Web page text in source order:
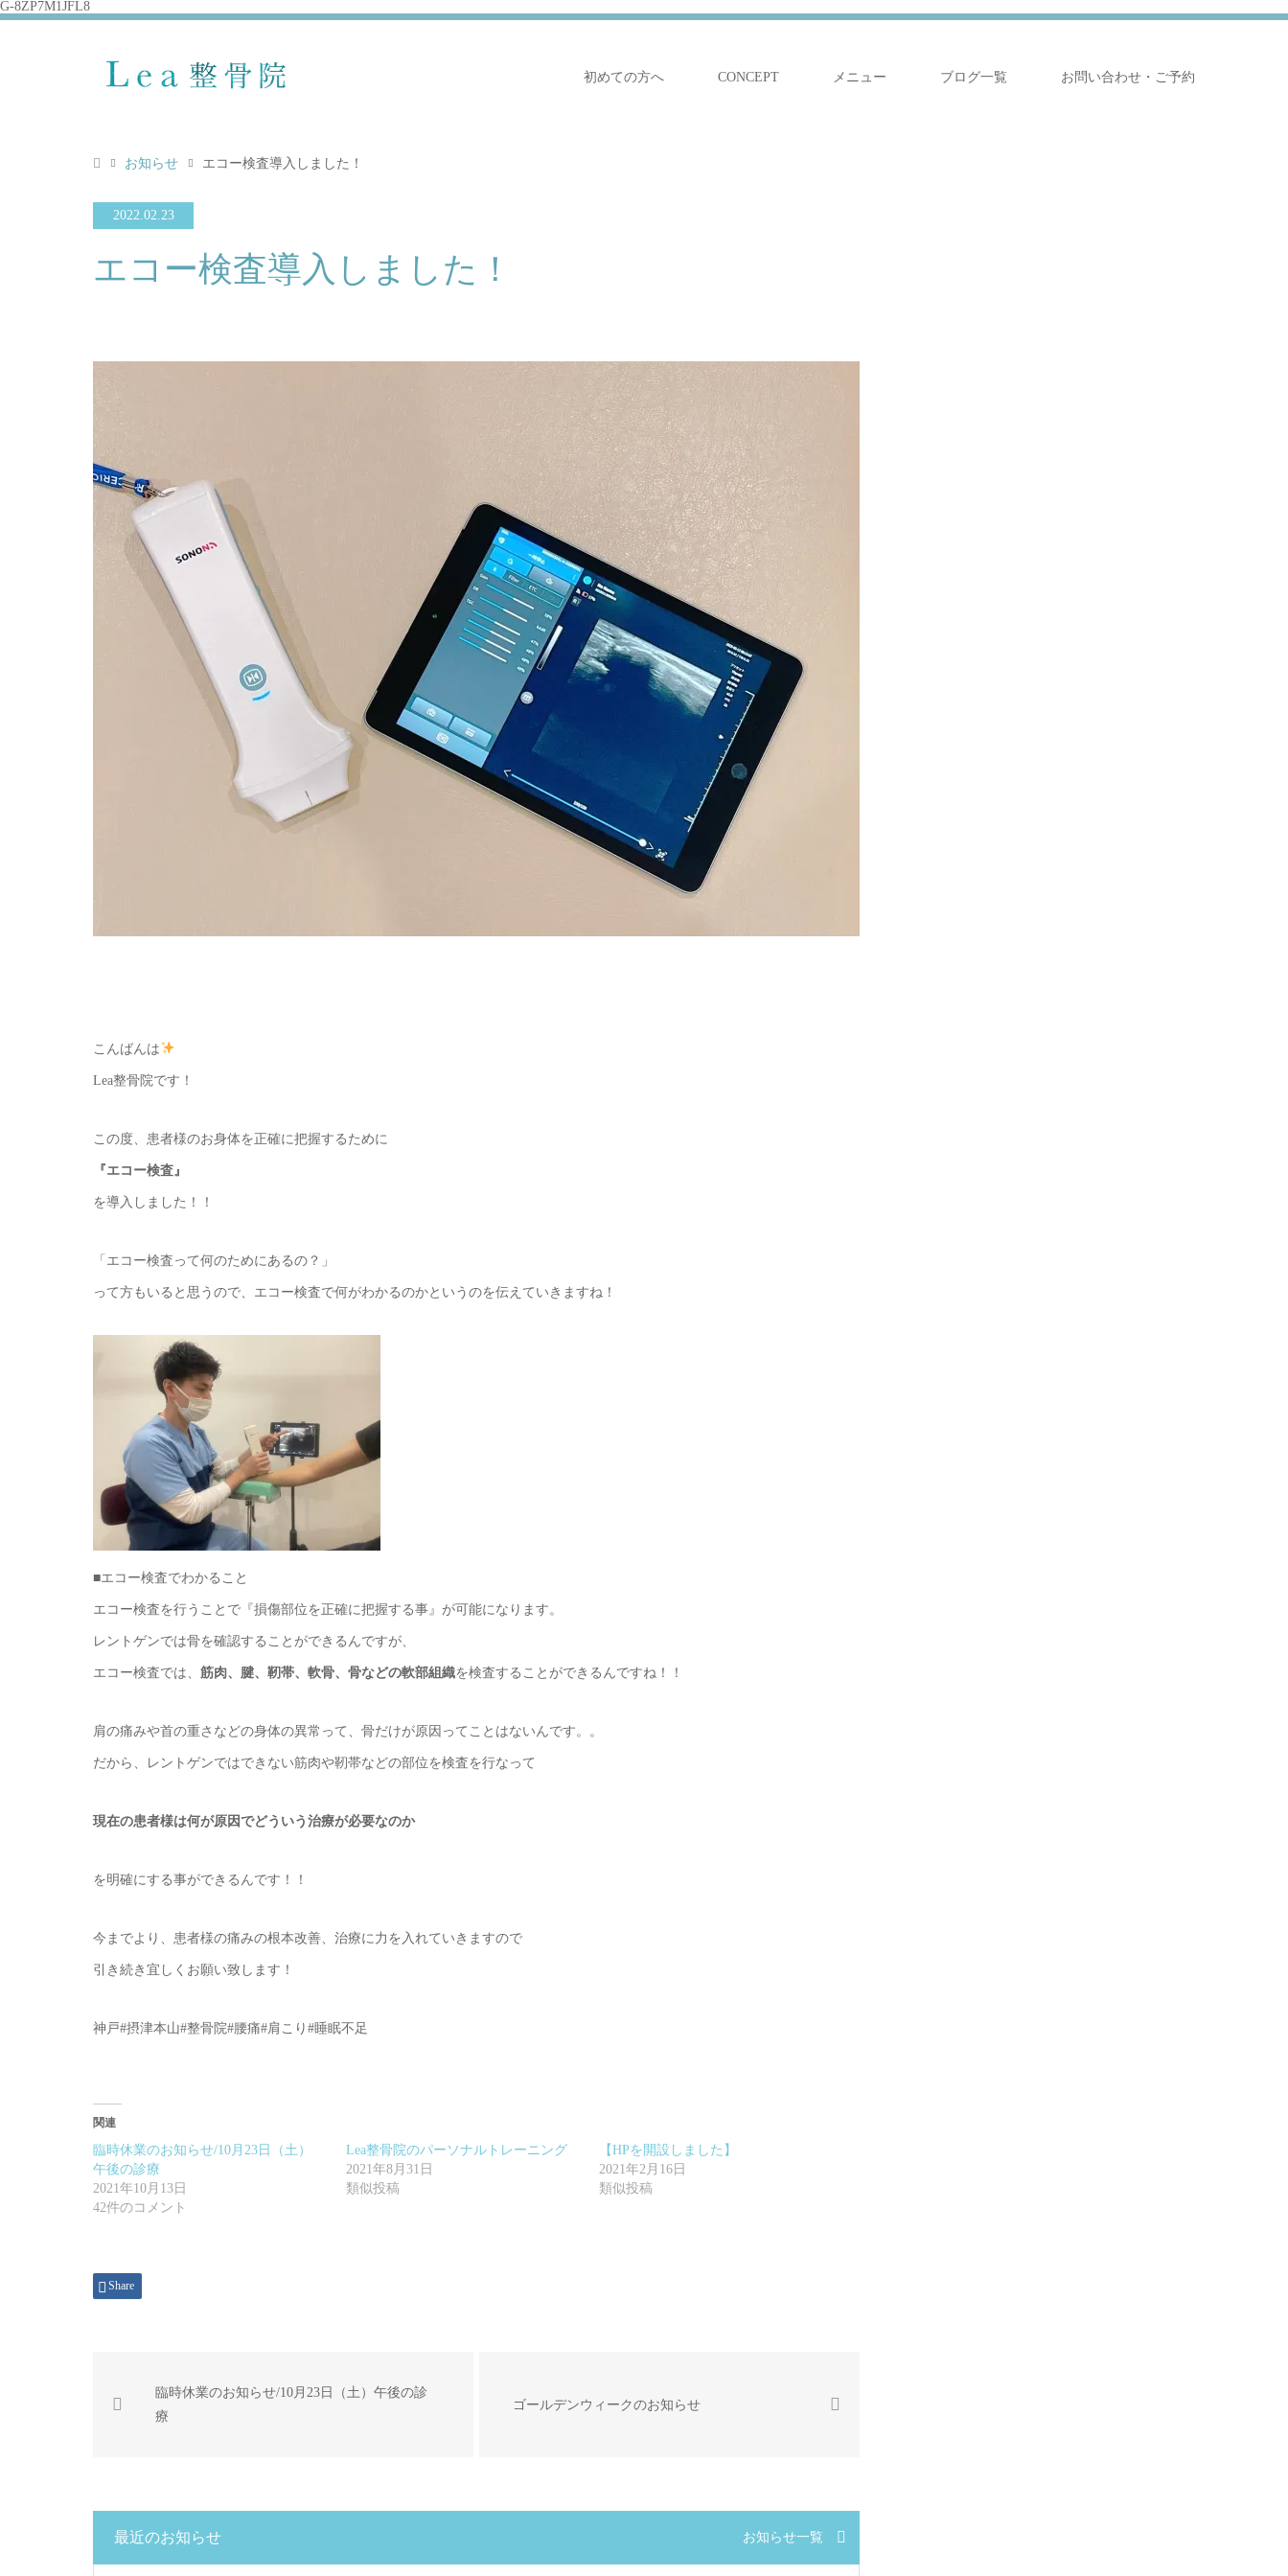
G-8ZP7M1JFL8
初めての方へ CONCEPT メニュー ブログ一覧 お問い合わせ・ご予約
お知らせ エコー検査導入しました！
2022.02.23
エコー検査導入しました！
こんばんは
Lea整骨院です！
この度、患者様のお身体を正確に把握するために
『エコー検査』
を導入しました！！
「エコー検査って何のためにあるの？」
って方もいると思うので、エコー検査で何がわかるのかというのを伝えていきますね！
■エコー検査でわかること
エコー検査を行うことで『損傷部位を正確に把握する事』が可能になります。
レントゲンでは骨を確認することができるんですが、
エコー検査では、 筋肉、腱、靭帯、軟骨、骨などの軟部組織を検査することができるんですね！！
肩の痛みや首の重さなどの身体の異常って、骨だけが原因ってことはないんです。。
だから、レントゲンではできない筋肉や靭帯などの部位を検査を行なって
現在の患者様は何が原因でどういう治療が必要なのか
を明確にする事ができるんです！！
今までより、患者様の痛みの根本改善、治療に力を入れていきますので
引き続き宜しくお願い致します！
神戸#摂津本山#整骨院#腰痛#肩こり#睡眠不足
関連
臨時休業のお知らせ/10月23日（土）
午後の診療
2021年10月13日
42件のコメント
Lea整骨院のパーソナルトレーニング
2021年8月31日
類似投稿
【HPを開設しました】
2021年2月16日
類似投稿
Share
臨時休業のお知らせ/10月23日（土）午後の診
療
ゴールデンウィークのお知らせ
最近のお知らせ お知らせ一覧